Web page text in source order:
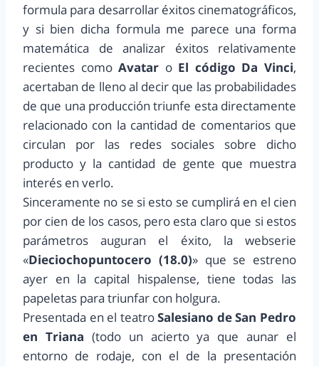
formula para desarrollar éxitos cinematográficos,
y si bien dicha formula me parece una forma
matemática de analizar éxitos relativamente
recientes comoAvatar o El código Da Vinci,
acertaban de lleno al decir que las probabilidades
de que una producción triunfe esta directamente
relacionado con la cantidad de comentarios que
circulan por las redes sociales sobre dicho
producto y la cantidad de gente que muestra
interés en verlo.
Sinceramente no se si esto se cumplirá en el cien
por cien de los casos, pero esta claro que si estos
parámetros auguran el éxito, la webserie
«Dieciochopuntocero (18.0)» que se estreno
ayer en la capital hispalense, tiene todas las
papeletas para triunfar con holgura.
Presentada en el teatroSalesiano de San Pedro
en Triana (todo un acierto ya que aunar el
entorno de rodaje, con el de la presentación